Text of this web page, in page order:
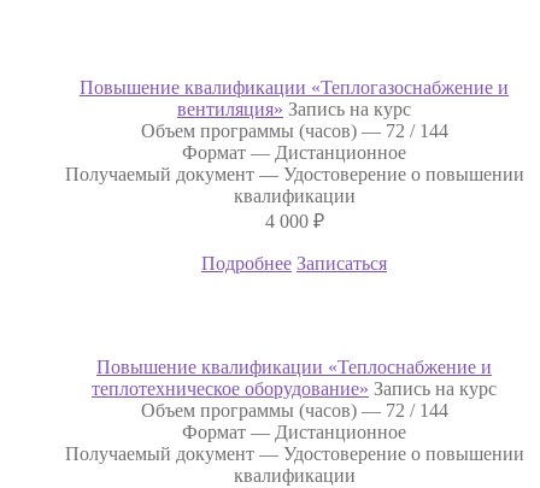
Повышение квалификации «Теплогазоснабжение и
вентиляция» Запись на курс
Объем программы (часов) — 72 / 144
Формат — Дистанционное
Получаемый документ — Удостоверение о повышении
квалификации
4 000 ₽
Подробнее Записаться
Повышение квалификации «Теплоснабжение и
теплотехническое оборудование» Запись на курс
Объем программы (часов) — 72 / 144
Формат — Дистанционное
Получаемый документ — Удостоверение о повышении
квалификации